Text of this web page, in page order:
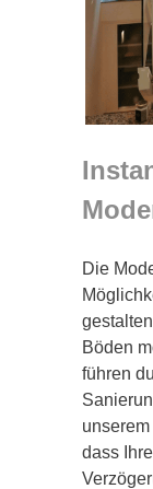
Die
Böden
führen
dass